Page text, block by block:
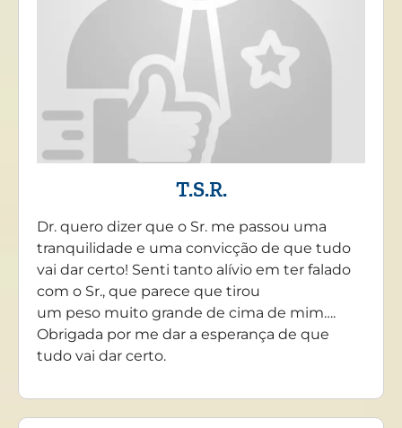
T.S.R.
Dr. quero dizer que o Sr. me passou uma
tranquilidade e uma convicção de que tudo
vai dar certo! Senti tanto alívio em ter falado
com o Sr., que parece que tirou
um peso muito grande de cima de mim….
Obrigada por me dar a esperança de que
tudo vai dar certo.